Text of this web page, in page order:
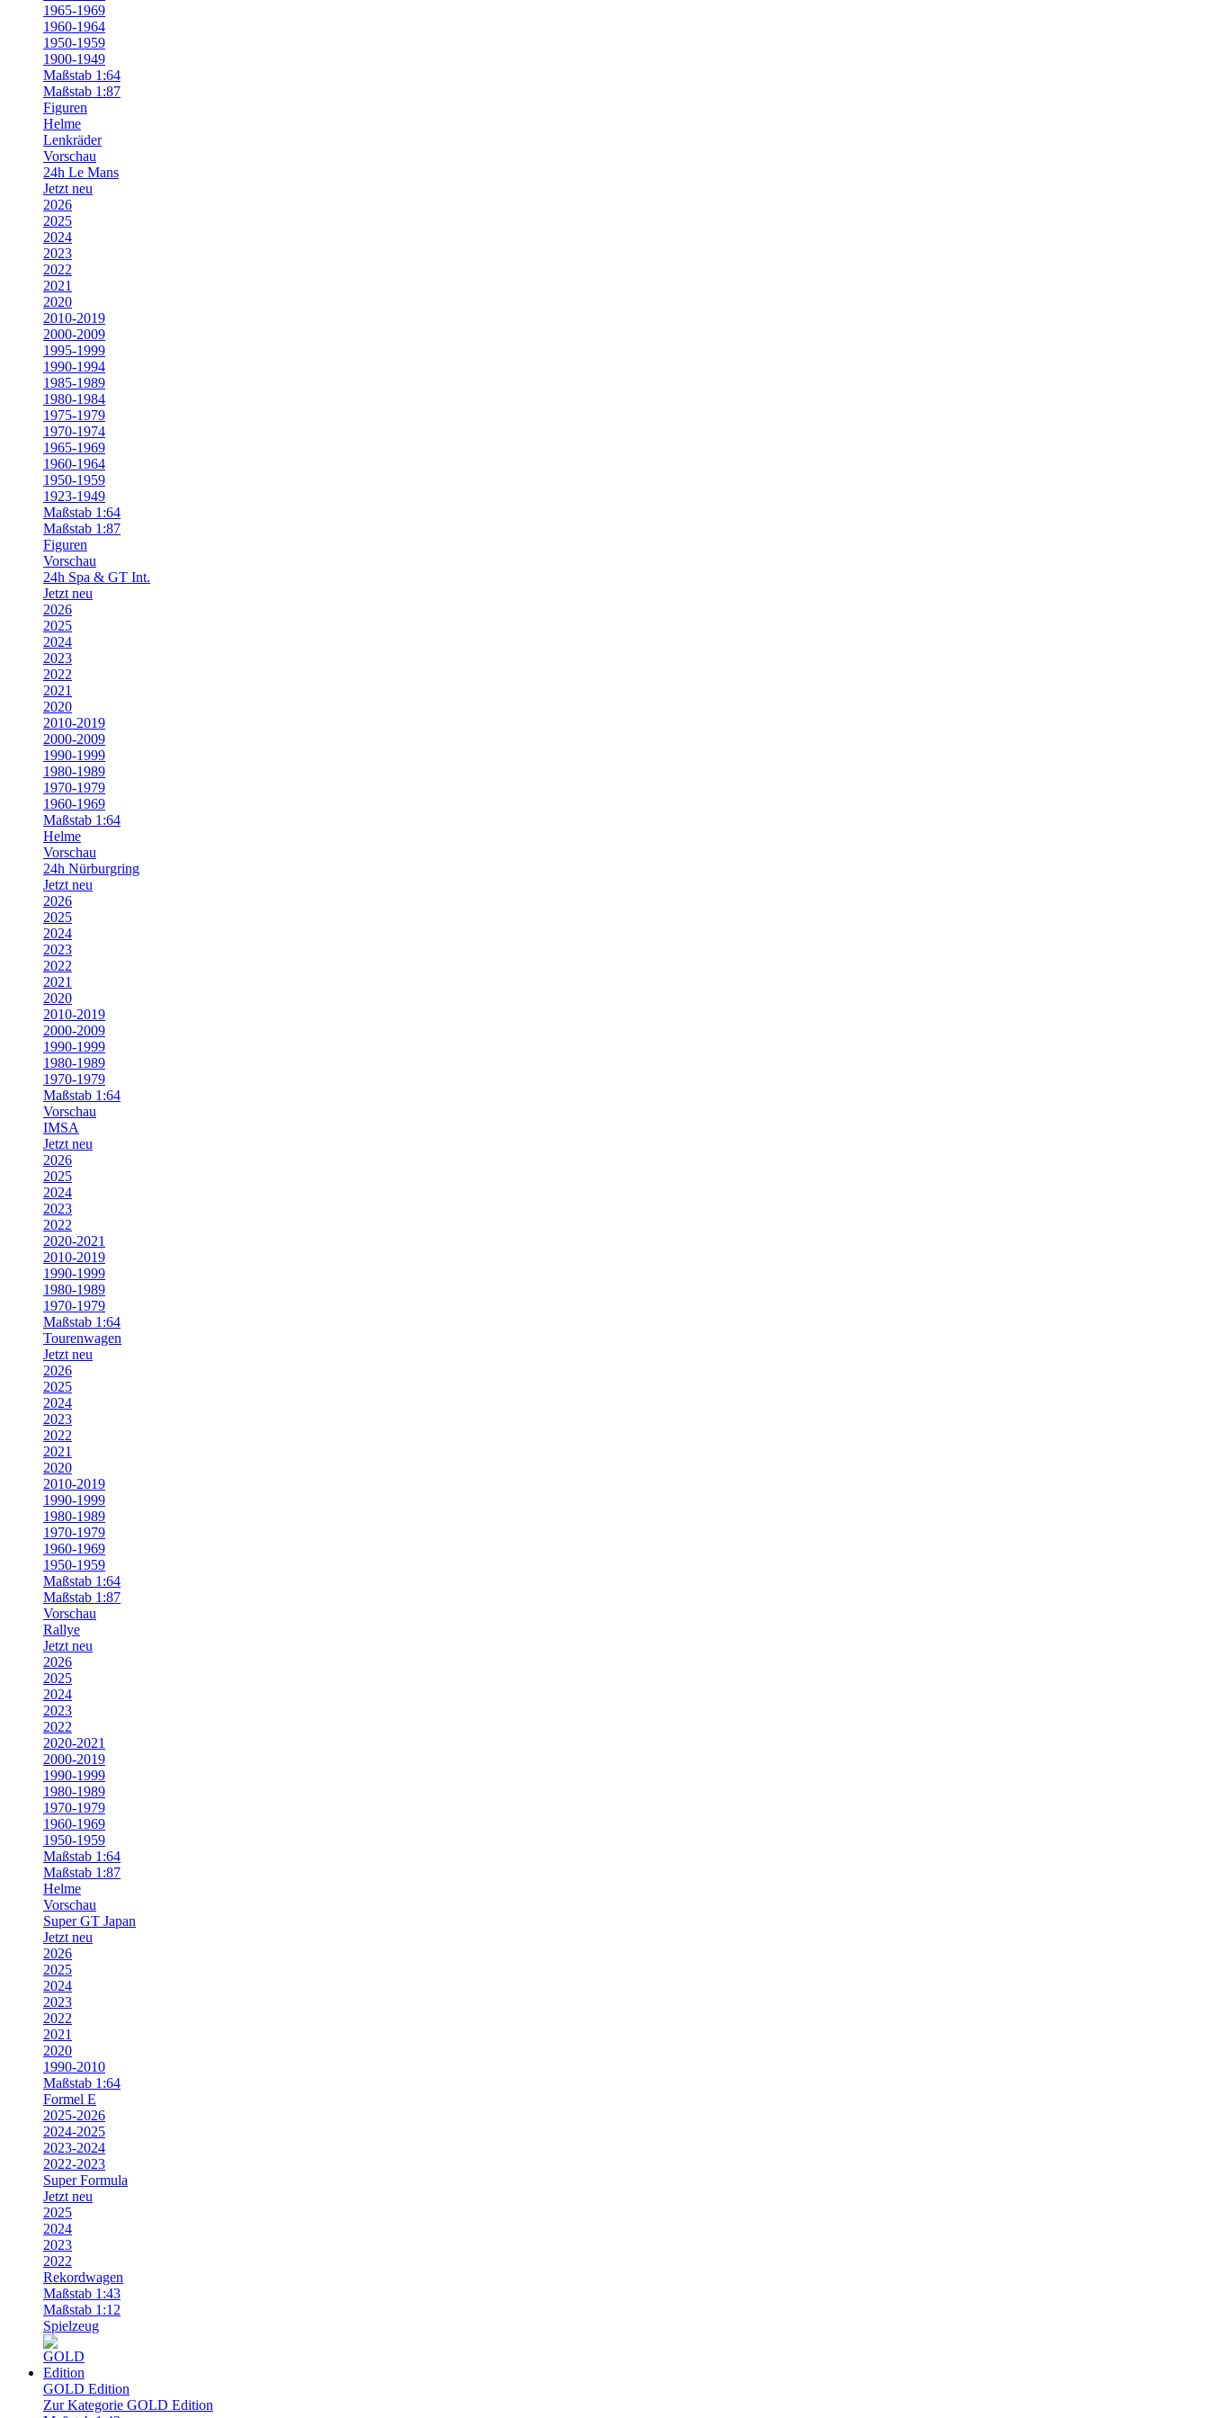
1965-1969
1960-1964
1950-1959
1900-1949
Maßstab 1:64
Maßstab 1:87
Figuren
Helme
Lenkräder
Vorschau
24h Le Mans
Jetzt neu
2026
2025
2024
2023
2022
2021
2020
2010-2019
2000-2009
1995-1999
1990-1994
1985-1989
1980-1984
1975-1979
1970-1974
1965-1969
1960-1964
1950-1959
1923-1949
Maßstab 1:64
Maßstab 1:87
Figuren
Vorschau
24h Spa & GT Int.
Jetzt neu
2026
2025
2024
2023
2022
2021
2020
2010-2019
2000-2009
1990-1999
1980-1989
1970-1979
1960-1969
Maßstab 1:64
Helme
Vorschau
24h Nürburgring
Jetzt neu
2026
2025
2024
2023
2022
2021
2020
2010-2019
2000-2009
1990-1999
1980-1989
1970-1979
Maßstab 1:64
Vorschau
IMSA
Jetzt neu
2026
2025
2024
2023
2022
2020-2021
2010-2019
1990-1999
1980-1989
1970-1979
Maßstab 1:64
Tourenwagen
Jetzt neu
2026
2025
2024
2023
2022
2021
2020
2010-2019
1990-1999
1980-1989
1970-1979
1960-1969
1950-1959
Maßstab 1:64
Maßstab 1:87
Vorschau
Rallye
Jetzt neu
2026
2025
2024
2023
2022
2020-2021
2000-2019
1990-1999
1980-1989
1970-1979
1960-1969
1950-1959
Maßstab 1:64
Maßstab 1:87
Helme
Vorschau
Super GT Japan
Jetzt neu
2026
2025
2024
2023
2022
2021
2020
1990-2010
Maßstab 1:64
Formel E
2025-2026
2024-2025
2023-2024
2022-2023
Super Formula
Jetzt neu
2025
2024
2023
2022
Rekordwagen
Maßstab 1:43
Maßstab 1:12
Spielzeug
GOLD Edition
Zur Kategorie GOLD Edition